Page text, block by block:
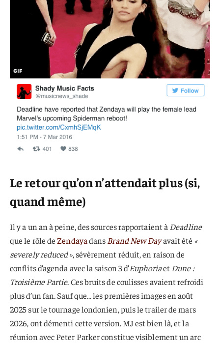
Le retour qu’on n’attendait plus (si,
quand même)
Il y a un an à peine, des sources rapportaient à Deadline
que le rôle deZendayadans Brand New Dayavait été «
severely reduced », sévèrement réduit, en raison de
conflits d’agenda avec la saison 3 d’Euphoriaet Dune :
Troisième Partie. Ces bruits de coulisses avaient refroidi
plus d’un fan. Sauf que… les premières images en août
2025 sur le tournage londonien, puis le trailer de mars
2026, ont démenti cette version. MJ est bien là, et la
réunion avec Peter Parker constitue visiblement un arc